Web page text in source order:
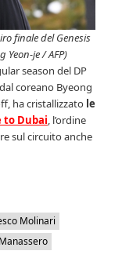
finale del Genesis
Yeon-je / AFP)
season del DP
coreano Byeong
ha cristallizzato le
to Dubai, l’ordine
sul circuito anche
Molinari